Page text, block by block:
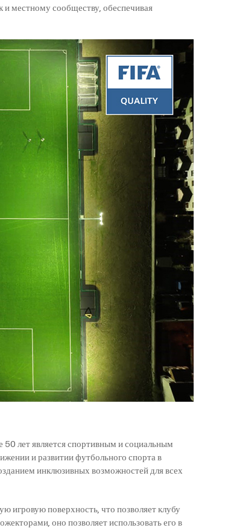
и местному сообществу, обеспечивая
лет является спортивным и социальным
и развитии футбольного спорта в
инклюзивных возможностей для всех
игровую поверхность, что позволяет клубу
оно позволяет использовать его в